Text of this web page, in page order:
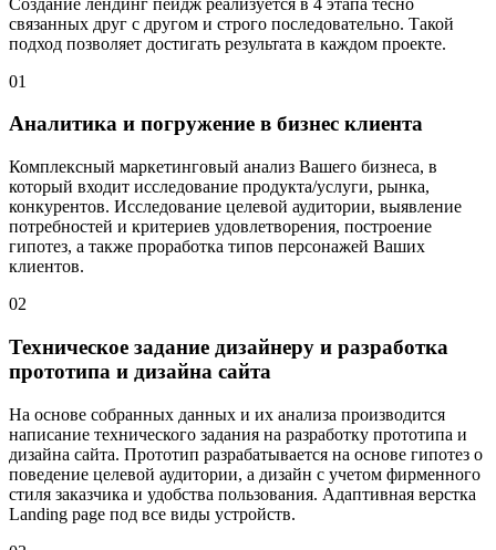
связанных друг с другом и строго последовательно. Такой
подход позволяет достигать результата в каждом проекте.
01
Аналитика и погружение в бизнес клиента
Комплексный маркетинговый анализ Вашего бизнеса, в
который входит исследование продукта/услуги, рынка,
конкурентов. Исследование целевой аудитории, выявление
потребностей и критериев удовлетворения, построение
гипотез, а также проработка типов персонажей Ваших
клиентов.
02
Техническое задание дизайнеру и разработка
прототипа и дизайна сайта
На основе собранных данных и их анализа производится
написание технического задания на разработку прототипа и
дизайна сайта. Прототип разрабатывается на основе гипотез о
поведение целевой аудитории, а дизайн с учетом фирменного
стиля заказчика и удобства пользования. Адаптивная верстка
Landing page под все виды устройств.